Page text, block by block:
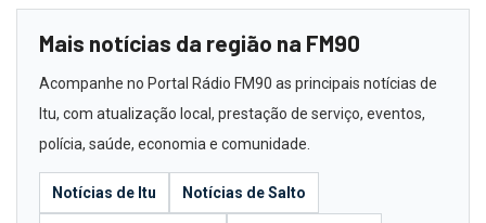
Mais notícias da região na FM90
Acompanhe no Portal Rádio FM90 as principais notícias de
Itu, com atualização local, prestação de serviço, eventos,
polícia, saúde, economia e comunidade.
Notícias de Itu Notícias de Salto